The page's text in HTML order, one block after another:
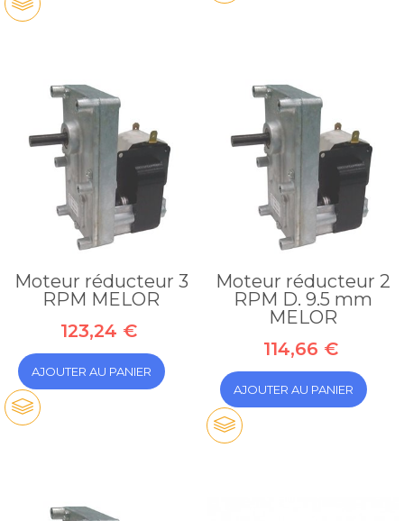
Moteur réducteur 3
RPM MELOR
123,24 €
AJOUTER AU PANIER
Moteur réducteur 2
RPM D. 9.5 mm
MELOR
114,66 €
AJOUTER AU PANIER